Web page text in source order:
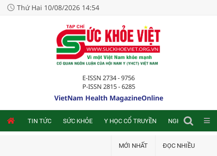
Thứ Hai 10/08/2026 14:54
E-ISSN 2734 - 9756
P-ISSN 2815 - 6285
VietNam Health MagazineOnline
TIN TỨC SỨC KHỎE Y HỌC CỔ TRUYỀN NGHIÊN CỨU
MỚI NHẤT ĐỌC NHIỀU